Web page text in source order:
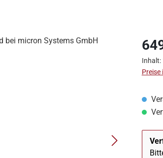
Inhalt:
Preise